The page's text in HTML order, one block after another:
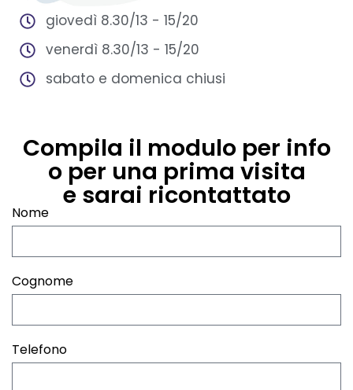
giovedì 8.30/13 - 15/20
venerdì 8.30/13 - 15/20
sabato e domenica chiusi
Compila il modulo per info
o per una prima visita
e sarai ricontattato
Nome
Cognome
Telefono